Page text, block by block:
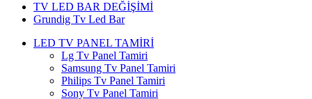
TV LED BAR DEĞİŞİMİ
Grundig Tv Led Bar
LED TV PANEL TAMİRİ
Lg Tv Panel Tamiri
Samsung Tv Panel Tamiri
Philips Tv Panel Tamiri
Sony Tv Panel Tamiri